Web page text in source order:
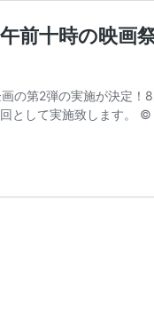
前十時の映
の第2弾の実施が決定
回として実施致します